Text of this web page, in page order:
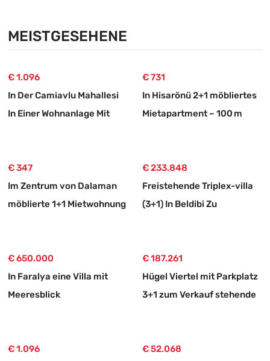
MEISTGESEHENE
€ 1.096
In Der Camiavlu Mahallesi
In Einer Wohnanlage Mit
€ 731
In Hisarönü 2+1 möbliertes
Mietapartment – 100 m
€ 347
Im Zentrum von Dalaman
möblierte 1+1 Mietwohnung
€ 233.848
Freistehende Triplex-villa
(3+1) In Beldibi Zu
€ 650.000
In Faralya eine Villa mit
Meeresblick
€ 187.261
Hügel Viertel mit Parkplatz
3+1 zum Verkauf stehende
€ 1.096
€ 52.068